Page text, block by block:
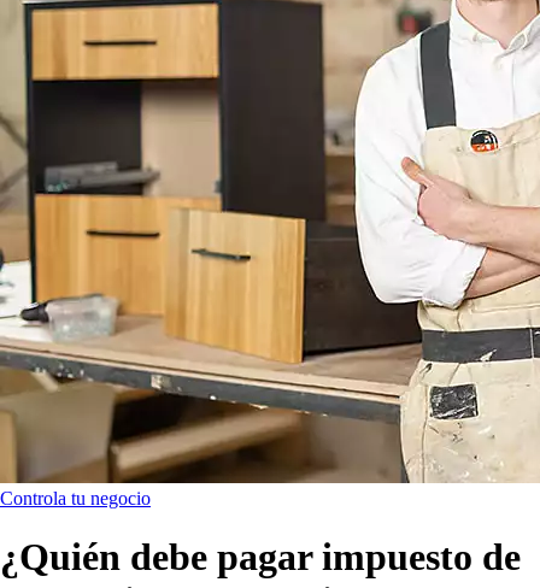
Controla tu negocio
¿Quién debe pagar impuesto de